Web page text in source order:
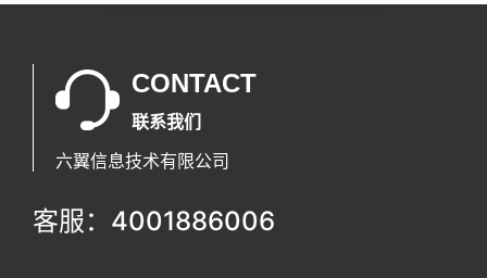
CONTACT
联系我们
六翼信息技术有限公司
客服：4001886006